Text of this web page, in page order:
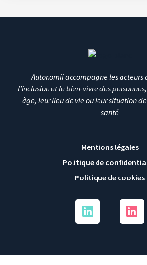
Autonomii accompagne les acteurs
l’inclusion et le bien-vivre des
âge, leur lieu de vie ou leur situation
santé
Mentions légales
Politique de
Politique de cookies